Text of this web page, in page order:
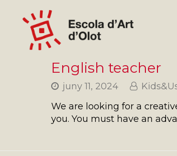
English teacher
juny 11, 2024
We are looking for a
you. You must have an